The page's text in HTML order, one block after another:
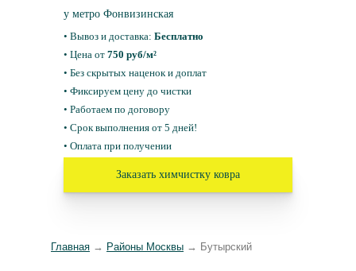
у метро Фонвизинская
• Вывоз и доставка: Бесплатно
• Цена от 750 руб/м²
• Без скрытых наценок и доплат
• Фиксируем цену до чистки
• Работаем по договору
• Срок выполнения от 5 дней!
• Оплата при получении
Заказать химчистку ковра
Главная → Районы Москвы → Бутырский